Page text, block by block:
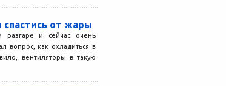
спастись от жары
разгаре и сейчас очень
вопрос, как охладиться в
вентиляторы в такую